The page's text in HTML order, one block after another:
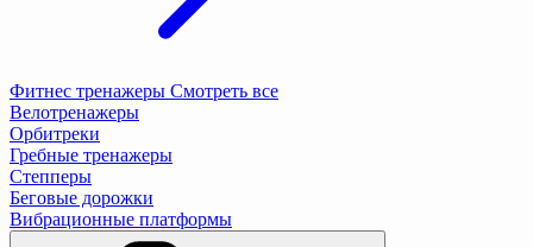
Фитнес тренажеры Смотреть все
Велотренажеры
Орбитреки
Гребные тренажеры
Степперы
Беговые дорожки
Вибрационные платформы